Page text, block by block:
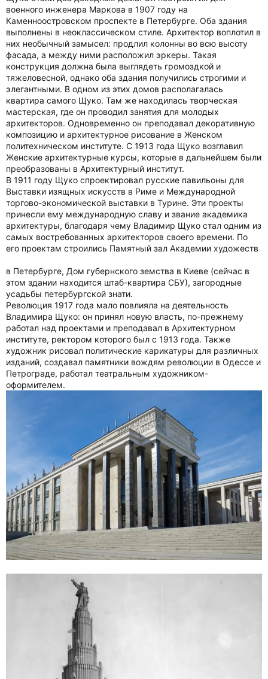
военного инженера Маркова в 1907 году на
Каменноостровском проспекте в Петербурге. Оба здания
выполнены в неоклассическом стиле. Архитектор воплотил в
них необычный замысел: продлил колонны во всю высоту
фасада, а между ними расположил эркеры. Такая
конструкция должна была выглядеть громоздкой и
тяжеловесной, однако оба здания получились строгими и
элегантными. В одном из этих домов располагалась
квартира самого Щуко. Там же находилась творческая
мастерская, где он проводил занятия для молодых
архитекторов. Одновременно он преподавал декоративную
композицию и архитектурное рисование в Женском
политехническом институте. С 1913 года Щуко возглавил
Женские архитектурные курсы, которые в дальнейшем были
преобразованы в Архитектурный институт.
В 1911 году Щуко спроектировал русские павильоны для
Выставки изящных искусств в Риме и Международной
торгово-экономической выставки в Турине. Эти проекты
принесли ему международную славу и звание академика
архитектуры, благодаря чему Владимир Щуко стал одним из
самых востребованных архитекторов своего времени. По
его проектам строились Памятный зал Академии художеств
в Петербурге, Дом губернского земства в Киеве (сейчас в
этом здании находится штаб-квартира СБУ), загородные
усадьбы петербургской знати.
Революция 1917 года мало повлияла на деятельность
Владимира Щуко: он принял новую власть, по-прежнему
работал над проектами и преподавал в Архитектурном
институте, ректором которого был с 1913 года. Также
художник рисовал политические карикатуры для различных
изданий, создавал памятники вождям революции в Одессе и
Петрограде, работал театральным художником-
оформителем.